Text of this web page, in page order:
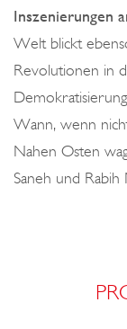
Inszenierungen
Welt blickt
Revolutionen in
Wann, wenn
Nahen Osten
Saneh und